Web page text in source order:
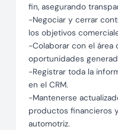
fin, asegurando
-Negociar y cerrar
los objetivos
-Colaborar con el área
oportunidades
-Registrar toda la
en el CRM.
-Mantenerse
productos financieros
automotriz.